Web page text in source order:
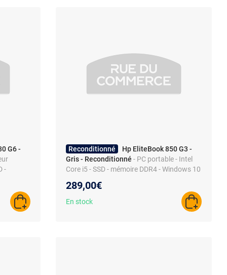
G6 -
-
AJOUTER AU PANIER
Reconditionné
Hp EliteBook 850 G3 -
Gris - Reconditionné - PC portable - Intel
Core i5 - SSD - mémoire DDR4 - Windows 10
289,00€
En stock
AJOUTER